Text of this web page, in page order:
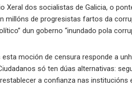
Xeral dos socialistas de Galicia, o
millóns de progresistas fartos da
dun goberno “inundado pola
moción de censura responde a
só ten dúas alternativas:
a confianza nas institucións